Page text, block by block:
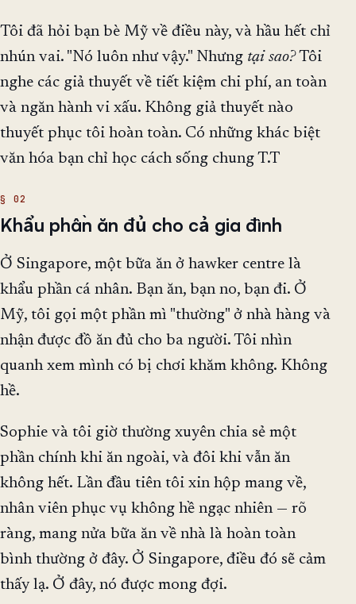
Tôi đã hỏi bạn bè Mỹ về điều này, và hầu hết chỉ
nhún vai. "Nó luôn như vậy." Nhưng tại sao?Tôi
nghe các giả thuyết về tiết kiệm chi phí, an toàn
và ngăn hành vi xấu. Không giả thuyết nào
thuyết phục tôi hoàn toàn. Có những khác biệt
văn hóa bạn chỉ học cách sống chung T.T
Khẩu phần ăn đủ cho cả gia đình
Ở Singapore, một bữa ăn ở hawker centre là
khẩu phần cá nhân. Bạn ăn, bạn no, bạn đi. Ở
Mỹ, tôi gọi một phần mì "thường" ở nhà hàng và
nhận được đồ ăn đủ cho ba người. Tôi nhìn
quanh xem mình có bị chơi khăm không. Không
hề.
Sophie và tôi giờ thường xuyên chia sẻ một
phần chính khi ăn ngoài, và đôi khi vẫn ăn
không hết. Lần đầu tiên tôi xin hộp mang về,
nhân viên phục vụ không hề ngạc nhiên — rõ
ràng, mang nửa bữa ăn về nhà là hoàn toàn
bình thường ở đây. Ở Singapore, điều đó sẽ cảm
thấy lạ. Ở đây, nó được mong đợi.